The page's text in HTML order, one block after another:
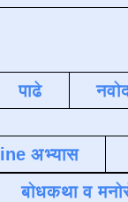
पाढे
अभ्यास
बोधकथा व